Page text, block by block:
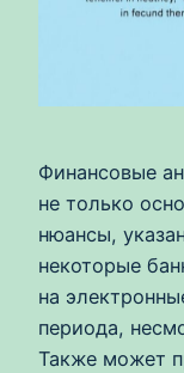
Финансовые
не только
нюансы,
некоторые
на
периода,
Также может